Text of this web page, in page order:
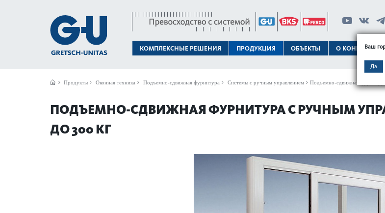
КОМПЛЕКСНЫЕ РЕШЕНИЯ ПРОДУКЦИЯ ОБЪЕКТЫ О КОНЦЕРНЕ
Ваш
Да
Продукты Оконная техника Подъемно-сдвижная фурнитура Системы с ручным управлением Подъемно-сдвижная
ПОДЪЕМНО-СДВИЖНАЯ ФУРНИТУРА С РУЧНЫМ
ДО 300 КГ